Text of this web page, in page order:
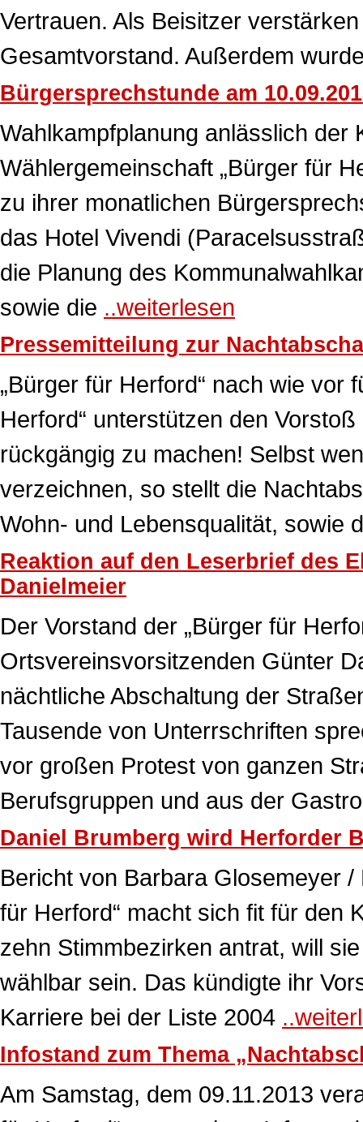
Vertrauen. Als Beisitzer
Gesamtvorstand. Außerdem
Bürgersprechstunde am
Wahlkampfplanung anlässlich der
Wählergemeinschaft „Bürger für
zu ihrer monatlichen
das Hotel Vivendi
die Planung des
sowie die ..weiterlesen
Pressemitteilung zur
„Bürger für Herford“ nach wie vor
Herford“ unterstützen den
rückgängig zu machen! Selbst
verzeichnen, so stellt die
Wohn- und Lebensqualität, sowie
Reaktion auf den Leserbrief des
Danielmeier
Der Vorstand der „Bürger für
Ortsvereinsvorsitzenden Günter
nächtliche Abschaltung der
Tausende von Unterrschriften
vor großen Protest von ganzen
Berufsgruppen und aus der
Daniel Brumberg wird Herforder
Bericht von Barbara Glosemeyer
für Herford“ macht sich fit für den
zehn Stimmbezirken antrat, will
wählbar sein. Das kündigte ihr
Karriere bei der Liste 2004
Infostand zum Thema
Am Samstag, dem 09.11.2013